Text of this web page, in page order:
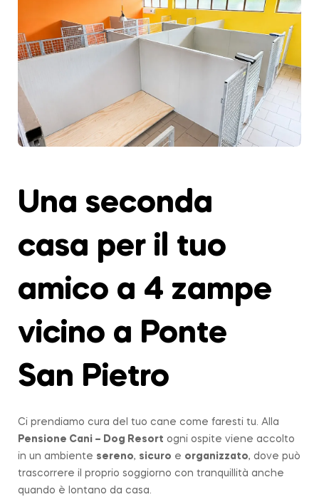
Una seconda
casa per il tuo
amico a 4 zampe
vicino a Ponte
San Pietro
Ci prendiamo cura del tuo cane come faresti tu. Alla
Pensione Cani – Dog Resort ogni ospite viene accolto
in un ambiente sereno, sicuro e organizzato, dove può
trascorrere il proprio soggiorno con tranquillità anche
quando è lontano da casa.